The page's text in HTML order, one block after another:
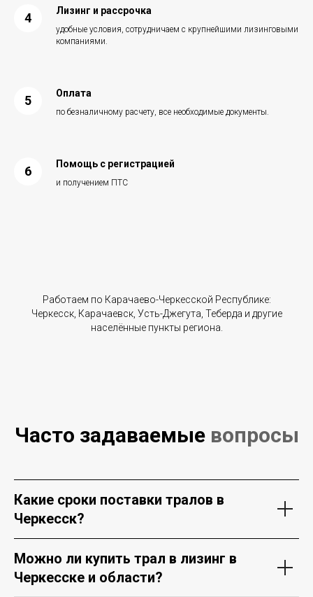
Лизинг и рассрочка
удобные условия, сотрудничаем с крупнейшими лизинговыми
компаниями.
Оплата
по безналичному расчету, все необходимые документы.
Помощь с регистрацией
и получением ПТС
Работаем по Карачаево-Черкесской Республике:
Черкесск, Карачаевск, Усть-Джегута, Теберда и другие
населённые пункты региона.
Часто задаваемые вопросы
Какие сроки поставки тралов в
Черкесск?
Можно ли купить трал в лизинг в
Черкесске и области?